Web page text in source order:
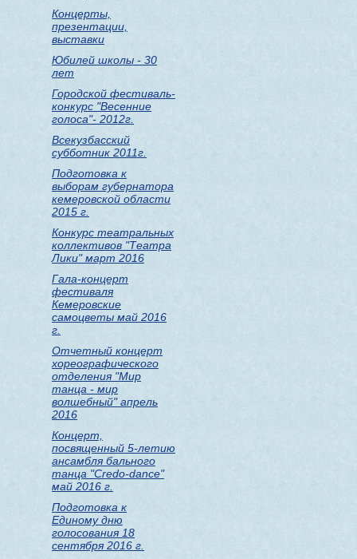
Концерты,
презентации,
выставки
Юбилей школы - 30
лет
Городской фестиваль-
конкурс "Весенние
голоса"- 2012г.
Всекузбасский
субботник 2011г.
Подготовка к
выборам губернатора
кемеровской области
2015 г.
Конкурс театральных
коллективов "Театра
Лики" март 2016
Гала-концерт
фестиваля
Кемеровские
самоцветы май 2016
г.
Отчетный концерт
хореографического
отделения "Мир
танца - мир
волшебный" апрель
2016
Концерт,
посвященный 5-летию
ансамбля бального
танца "Credo-dance"
май 2016 г.
Подготовка к
Единому дню
голосования 18
сентября 2016 г.